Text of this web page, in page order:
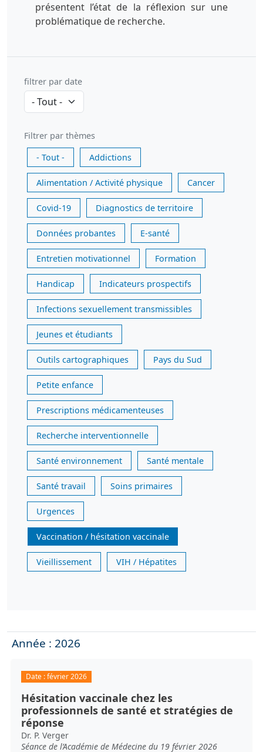
présentent l’état de la réflexion sur une
problématique de recherche.
filtrer par date
Filtrer par thèmes
- Tout -
Addictions
Alimentation / Activité physique Cancer
Covid-19 Diagnostics de territoire
Données probantes E-santé
Entretien motivationnel Formation
Handicap Indicateurs prospectifs
Infections sexuellement transmissibles
Jeunes et étudiants
Outils cartographiques Pays du Sud
Petite enfance
Prescriptions médicamenteuses
Recherche interventionnelle
Santé environnement Santé mentale
Santé travail Soins primaires
Urgences
Vaccination / hésitation vaccinale
Vieillissement VIH / Hépatites
Année : 2026
Date :février 2026
Hésitation vaccinale chez les
professionnels de santé et stratégies de
réponse
Dr. P. Verger
Séance de l’Académie de Médecine du 19 février 2026